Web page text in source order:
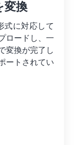
変換
式に対応して
ロードし、一
変換が完了し
ートされてい